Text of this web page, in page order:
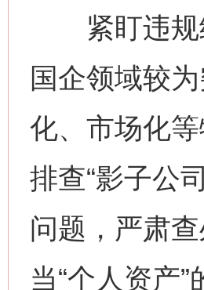
紧盯违规
国企领域较
化、市场化
排查“影子公
问题，严肃
当“个人资产